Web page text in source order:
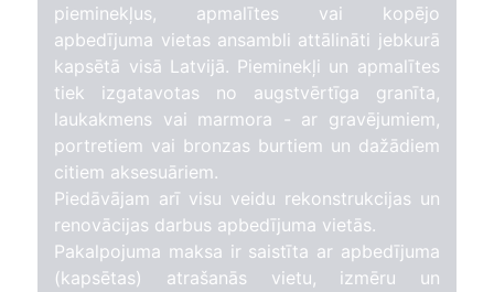
pieminekļus, apmalītes vai kopējo
apbedījuma vietas ansambli attālināti jebkurā
kapsētā visā Latvijā. Pieminekļi un apmalītes
tiek izgatavotas no augstvērtīga granīta,
laukakmens vai marmora - ar gravējumiem,
portretiem vai bronzas burtiem un dažādiem
citiem aksesuāriem.
Piedāvājam arī visu veidu rekonstrukcijas un
renovācijas darbus apbedījuma vietās.
Pakalpojuma maksa ir saistīta ar apbedījuma
(kapsētas) atrašanās vietu, izmēru un